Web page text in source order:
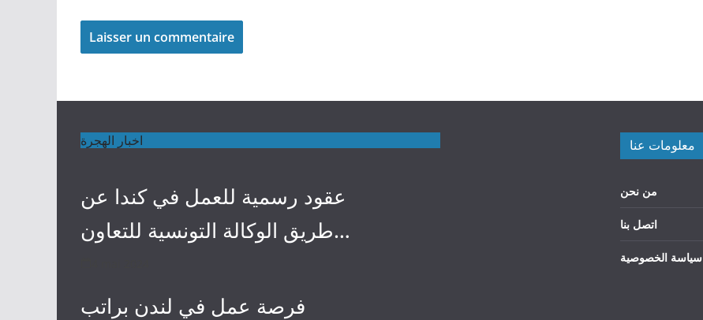
اخبار الهجرة
عقود رسمية للعمل في كندا عن
طريق الوكالة التونسية للتعاون
فرصة عمل في لندن براتب
معلومات عنا
من نحن
اتصل بنا
سياسة الخصوصية